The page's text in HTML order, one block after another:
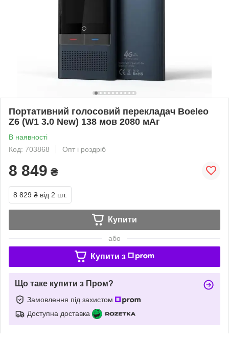
Портативний голосовий перекладач Boeleo
Z6 (W1 3.0 New) 138 мов 2080 мАг
В наявності
Код: 703868
Опт і роздріб
8 849 ₴
8 829 ₴ від 2 шт.
Купити
або
Купити з
Що таке купити з Пром?
Замовлення під захистом
Доступна доставка